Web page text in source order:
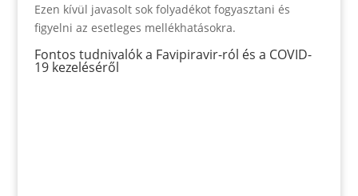
Ezen kívül javasolt sok folyadékot fogyasztani és
figyelni az esetleges mellékhatásokra.
Fontos tudnivalók a Favipiravir-ról és a COVID-
19 kezeléséről